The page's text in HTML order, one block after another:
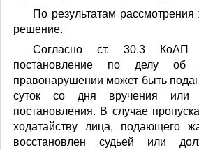
По результатам
решение.
Согласно ст. 30.3
постановление по делу об
правонарушении может быть
суток со дня вручения или
постановления. В случае
ходатайству лица, подающего
восстановлен судьей или